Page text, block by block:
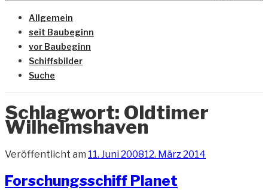
Allgemein
seit Baubeginn
vor Baubeginn
Schiffsbilder
Suche
Schlagwort: Oldtimer
Wilhelmshaven
Veröffentlicht am 11. Juni 200812. März 2014
Forschungsschiff Planet